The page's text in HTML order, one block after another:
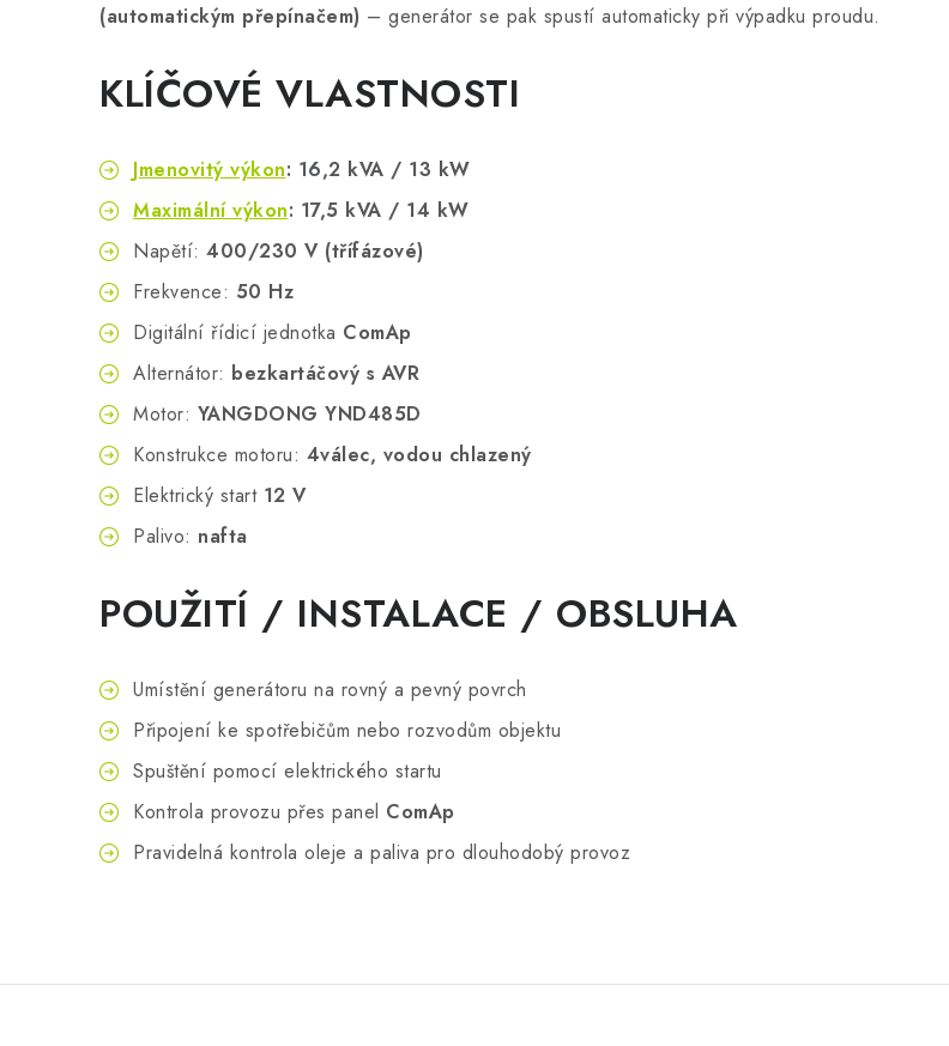
(automatickým přepínačem) – generátor se pak spustí automaticky při výpadku proudu.
KLÍČOVÉ VLASTNOSTI
Jmenovitý výkon: 16,2 kVA / 13 kW
Maximální výkon: 17,5 kVA / 14 kW
Napětí: 400/230 V (třífázové)
Frekvence: 50 Hz
Digitální řídicí jednotka ComAp
Alternátor: bezkartáčový s AVR
Motor: YANGDONG YND485D
Konstrukce motoru: 4válec, vodou chlazený
Elektrický start 12 V
Palivo: nafta
POUŽITÍ / INSTALACE / OBSLUHA
Umístění generátoru na rovný a pevný povrch
Připojení ke spotřebičům nebo rozvodům objektu
Spuštění pomocí elektrického startu
Kontrola provozu přes panel ComAp
Pravidelná kontrola oleje a paliva pro dlouhodobý provoz